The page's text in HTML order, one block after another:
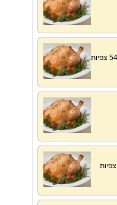
צפיות
צפיות